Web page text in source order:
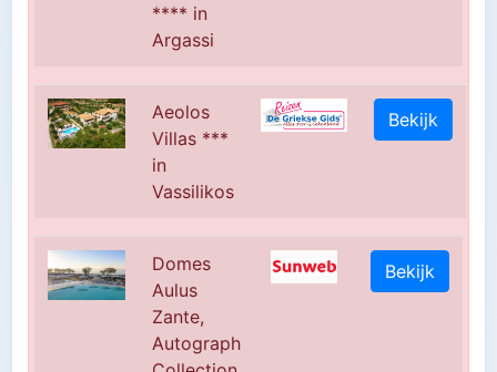
**** in
Argassi
Aeolos
Villas ***
in
Vassilikos
Bekijk
Domes
Aulus
Zante,
Autograph
Bekijk